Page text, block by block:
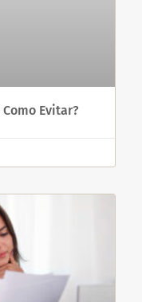
Evitar?